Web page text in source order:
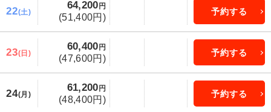
22(土)
64,200 円
(51,400円)
予約する
23(日)
60,400 円
(47,600円)
予約する
24(月)
61,200 円
(48,400円)
予約する